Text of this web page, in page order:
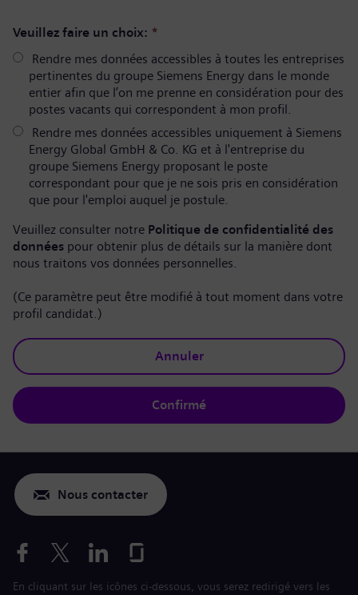
Veuillez faire un choix: *
Rendre mes données accessibles à toutes les entreprises
pertinentes du groupe Siemens Energy dans le monde
entier afin que l’on me prenne en considération pour des
postes vacants qui correspondent à mon profil.
Rendre mes données accessibles uniquement à Siemens
Energy Global GmbH & Co. KG et à l'entreprise du
groupe Siemens Energy proposant le poste
correspondant pour que je ne sois pris en considération
que pour l'emploi auquel je postule.
Veuillez consulter notre Politique de confidentialité des
données pour obtenir plus de détails sur la manière dont
nous traitons vos données personnelles.
(Ce paramètre peut être modifié à tout moment dans votre
profil candidat.)
Annuler
Confirmé
Nous contacter
En cliquant sur les icônes ci-dessous, vous serez redirigé vers les